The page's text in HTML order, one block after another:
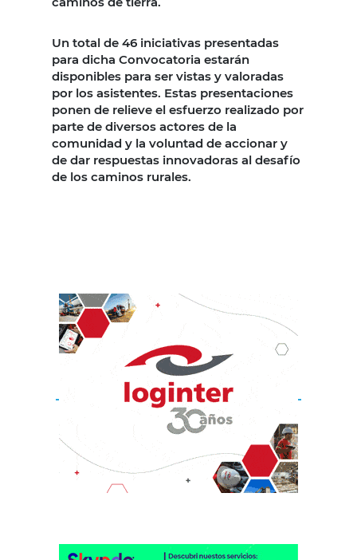
Un total de 46 iniciativas presentadas
para dicha Convocatoria estarán
disponibles para ser vistas y valoradas
por los asistentes. Estas presentaciones
ponen de relieve el esfuerzo realizado por
parte de diversos actores de la
comunidad y la voluntad de accionar y
de dar respuestas innovadoras al desafío
de los caminos rurales.